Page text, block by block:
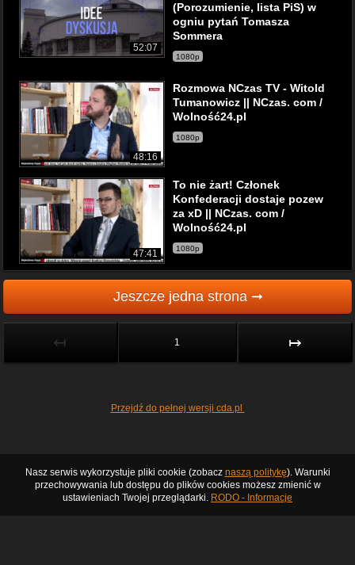
52:07
(Porozumienie, lista PiS) w
ogniu pytań Tomasza
Sommera
1080p
48:16
Rozmowa NCzas TV - Witold
Tumanowicz || NCzas. com /
Wolność24.pl
1080p
47:41
To nie żart! Członek
Konfederacji dostaje pozew
za xD || NCzas. com /
Wolność24.pl
1080p
Jeszcze jedna strona ➞
↤ 1 ↦
Przejdź do pełnej wersji cda.pl
Nasz serwis wykorzystuje pliki cookie (zobacz naszą politykę). Warunki
przechowywania lub dostępu do plików cookies możesz zmienić w
ustawieniach Twojej przeglądarki. RODO - Informacje